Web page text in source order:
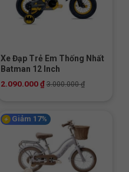
Xe Đạp Trẻ Em Thống Nhất
Batman 12 Inch
2.090.000₫ 3.000.000₫
Giảm 17%